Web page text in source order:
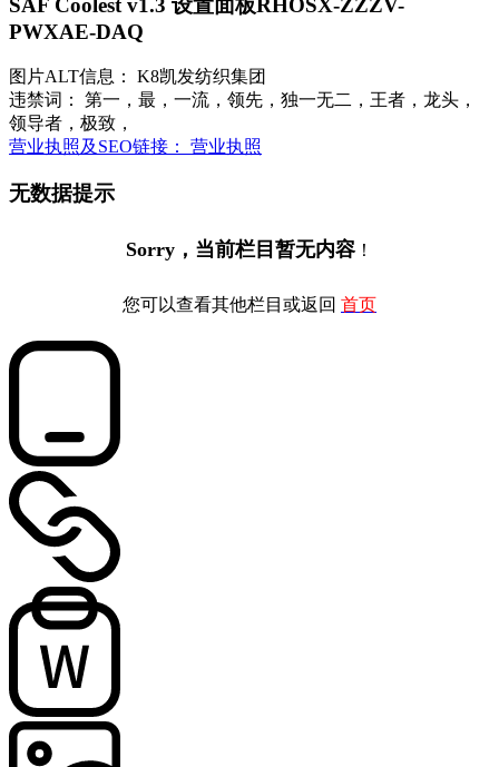
SAF Coolest v1.3 设置面板 RHOSX-ZZZV-
PWXAE-DAQ
图片ALT信息： K8凯发纺织集团
违禁词： 第一，最，一流，领先，独一无二，王者，龙头，
领导者，极致，
营业执照及SEO链接： 营业执照
无数据提示
Sorry，当前栏目暂无内容 ！
您可以查看其他栏目或返回 首页